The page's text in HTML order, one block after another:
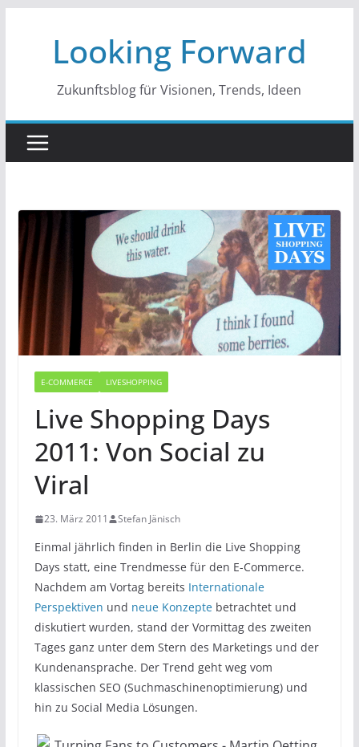
springenLooking Forward
Zukunftsblog für Visionen, Trends, Ideen
E-COMMERCE LIVESHOPPING
Live Shopping Days
2011: Von Social zu
Viral
23. März 2011 Stefan Jänisch
Einmal jährlich finden in Berlin die Live Shopping
Days statt, eine Trendmesse für den E-Commerce.
Nachdem am Vortag bereits Internationale
Perspektiven und neue Konzepte betrachtet und
diskutiert wurden, stand der Vormittag des zweiten
Tages ganz unter dem Stern des Marketings und der
Kundenansprache. Der Trend geht weg vom
klassischen SEO (Suchmaschinenoptimierung) und
hin zu Social Media Lösungen.